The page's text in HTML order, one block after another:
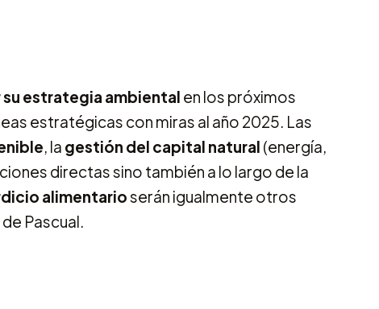
estrategia ambiental en los próximos
estratégicas con miras al año 2025. Las
, la gestión del capital natural (energía,
directas sino también a lo largo de la
alimentarioserán igualmente otros
Pascual.